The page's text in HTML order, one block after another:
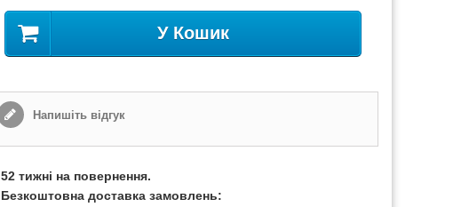
У Кошик
Напишіть відгук
52 тижні на повернення.
Безкоштовна доставка замовлень: